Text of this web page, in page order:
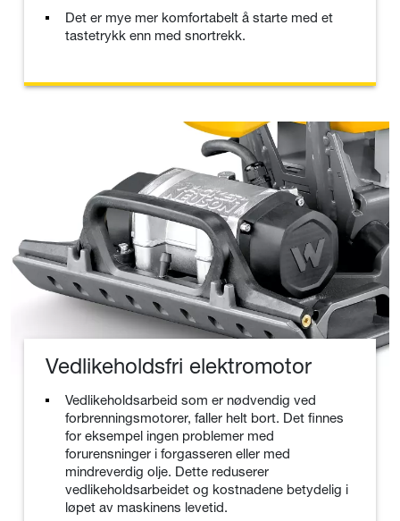
Det er mye mer komfortabelt å starte med et
tastetrykk enn med snortrekk.
Vedlikeholdsfri elektromotor
Vedlikeholdsarbeid som er nødvendig ved
forbrenningsmotorer, faller helt bort. Det finnes
for eksempel ingen problemer med
forurensninger i forgasseren eller med
mindreverdig olje. Dette reduserer
vedlikeholdsarbeidet og kostnadene betydelig i
løpet av maskinens levetid.